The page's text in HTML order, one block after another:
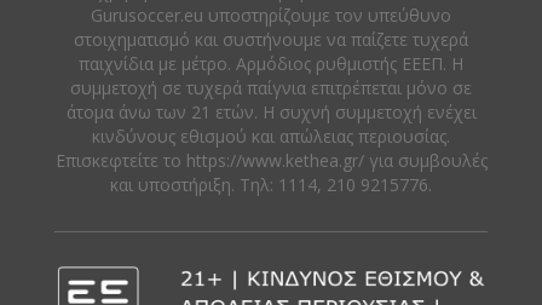
Gurusoccer.eu υποστηρίζουμε τον υπεύθυνο
στοιχηματισμό και συστήνουμε να παίζετε τυχερά
παιχνίδια με μέτρο. Αρμόδιος ρυθμιστής ΕΕΕΠ. Η
συμμετοχή σε τυχερά παίγνια επιτρέπεται μόνο σε
άτομα άνω των 21 ετών. Η συχνή συμμετοχή ενέχει
κινδύνους εθισμού και απώλειας περιουσίας.
Eπισκεφτείτε το https://www.kethea.gr/ για συμβουλές
και υποστήριξη. Tηλ: 1114, 210 9215776.